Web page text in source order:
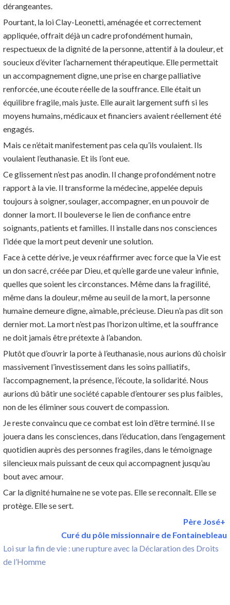
dérangeantes.
Pourtant, la loi Clay-Leonetti, aménagée et correctement
appliquée, offrait déjà un cadre profondément humain,
respectueux de la dignité de la personne, attentif à la douleur, et
soucieux d’éviter l’acharnement thérapeutique. Elle permettait
un accompagnement digne, une prise en charge palliative
renforcée, une écoute réelle de la souffrance. Elle était un
équilibre fragile, mais juste. Elle aurait largement suffi si les
moyens humains, médicaux et financiers avaient réellement été
engagés.
Mais ce n’était manifestement pas cela qu’ils voulaient. Ils
voulaient l’euthanasie. Et ils l’ont eue.
Ce glissement n’est pas anodin. Il change profondément notre
rapport à la vie. Il transforme la médecine, appelée depuis
toujours à soigner, soulager, accompagner, en un pouvoir de
donner la mort. Il bouleverse le lien de confiance entre
soignants, patients et familles. Il installe dans nos consciences
l’idée que la mort peut devenir une solution.
Face à cette dérive, je veux réaffirmer avec force que la Vie est
un don sacré, créée par Dieu, et qu’elle garde une valeur infinie,
quelles que soient les circonstances. Même dans la fragilité,
même dans la douleur, même au seuil de la mort, la personne
humaine demeure digne, aimable, précieuse. Dieu n’a pas dit son
dernier mot. La mort n’est pas l’horizon ultime, et la souffrance
ne doit jamais être prétexte à l’abandon.
Plutôt que d’ouvrir la porte à l’euthanasie, nous aurions dû choisir
massivement l’investissement dans les soins palliatifs,
l’accompagnement, la présence, l’écoute, la solidarité. Nous
aurions dû bâtir une société capable d’entourer ses plus faibles,
non de les éliminer sous couvert de compassion.
Je reste convaincu que ce combat est loin d’être terminé. Il se
jouera dans les consciences, dans l’éducation, dans l’engagement
quotidien auprès des personnes fragiles, dans le témoignage
silencieux mais puissant de ceux qui accompagnent jusqu’au
bout avec amour.
Car la dignité humaine ne se vote pas. Elle se reconnaît. Elle se
protège. Elle se sert.
Père José+
Curé du pôle missionnaire de Fontainebleau
Loi sur la fin de vie : une rupture avec la Déclaration des Droits
de l’Homme